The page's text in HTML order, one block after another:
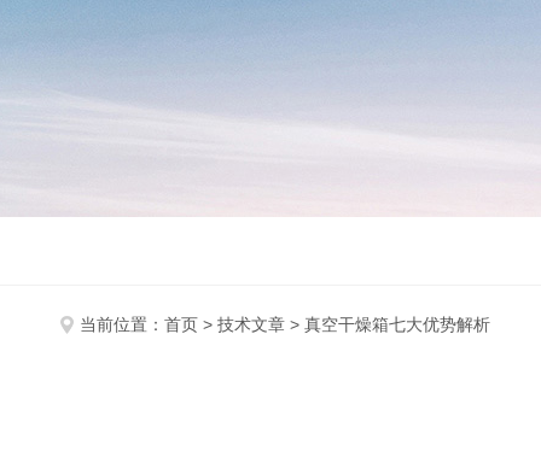
当前位置： 首页 > 技术文章 > 真空干燥箱七大优势解析